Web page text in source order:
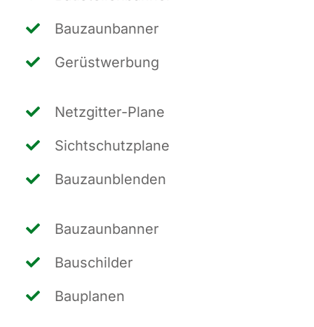
Bau­zaun­ban­ner
Gerüst­wer­bung
Netz­git­ter-Pla­ne
Sicht­schutz­pla­ne
Bau­zaun­blen­den
Bau­zaun­ban­ner
Bau­schil­der
Bau­pla­nen